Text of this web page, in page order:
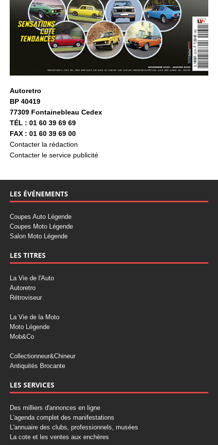
Autoretro
BP 40419
77309 Fontainebleau Cedex
TÉL : 01 60 39 69 69
FAX : 01 60 39 69 00
Contacter la rédaction
Contacter le service publicité
LES ÉVÉNEMENTS
Coupes Auto Légende
Coupes Moto Légende
Salon Moto Légende
LES TITRES
La Vie de l'Auto
Autoretro
Rétroviseur
La Vie de la Moto
Moto Légende
Mob&Co
Collectionneur&Chineur
Antiquités Brocante
LES SERVICES
Des milliers d'annonces en ligne
L'agenda complet des manifestations
L'annuaire des clubs, professionnels, musées
La cote et les ventes aux enchères